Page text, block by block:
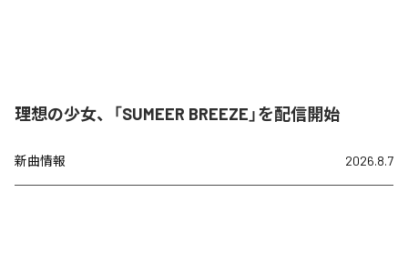
理想の少女、「SUMEER BREEZE」を配信開始
新曲情報 2026.8.7